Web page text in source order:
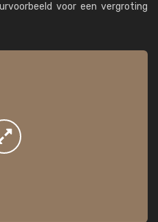
voor een vergroting